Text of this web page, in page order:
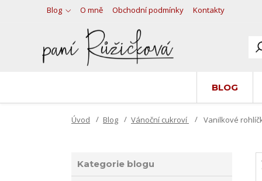
Blog O mně Obchodní podmínky Kontakty
BLOG
Úvod Blog Vánoční cukroví Vanilkové
Kategorie blogu